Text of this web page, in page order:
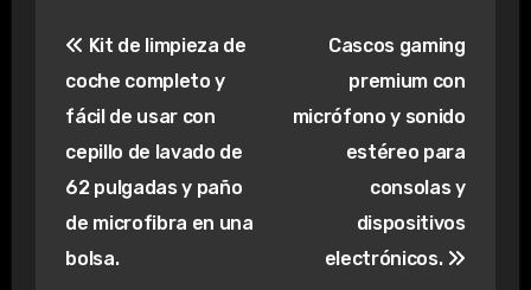
de
entradas
Kit de limpieza de
coche completo y
fácil de usar con
cepillo de lavado de
62 pulgadas y paño
de microfibra en una
bolsa.
Cascos gaming
premium con
micrófono y sonido
estéreo para
consolas y
dispositivos
electrónicos.